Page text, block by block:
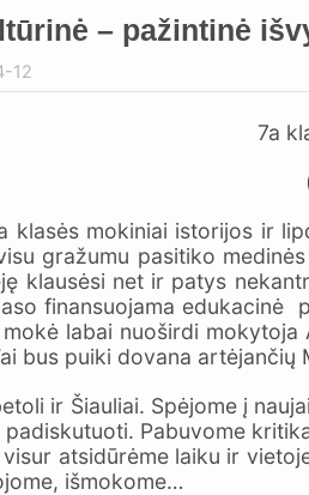
– pažintinė
12
7a
klasės mokiniai istorijos ir
gražumu pasitiko
klausėsi net ir patys
finansuojama edukacinė
labai nuoširdi mokytoja
bus puiki dovana artėjančių
ir Šiauliai. Spėjome į
Pabuvome
atsidūrėme laiku ir
išmokome…